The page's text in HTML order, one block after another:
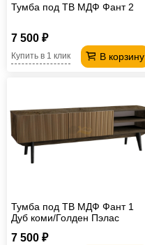
Тумба под ТВ МДФ Фант 2
7 500 ₽
В корзину
Купить в 1 клик
Тумба под ТВ МДФ Фант 1
Дуб коми/Голден Пэлас
7 500 ₽